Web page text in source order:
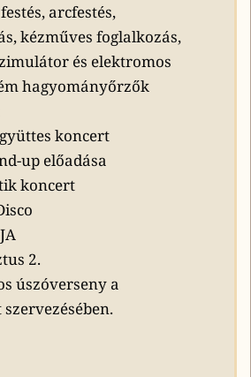
arcfestés,
kézműves foglalkozás,
és elektromos
hagyományőrzők
koncert
up előadása
koncert
2.
úszóverseny a